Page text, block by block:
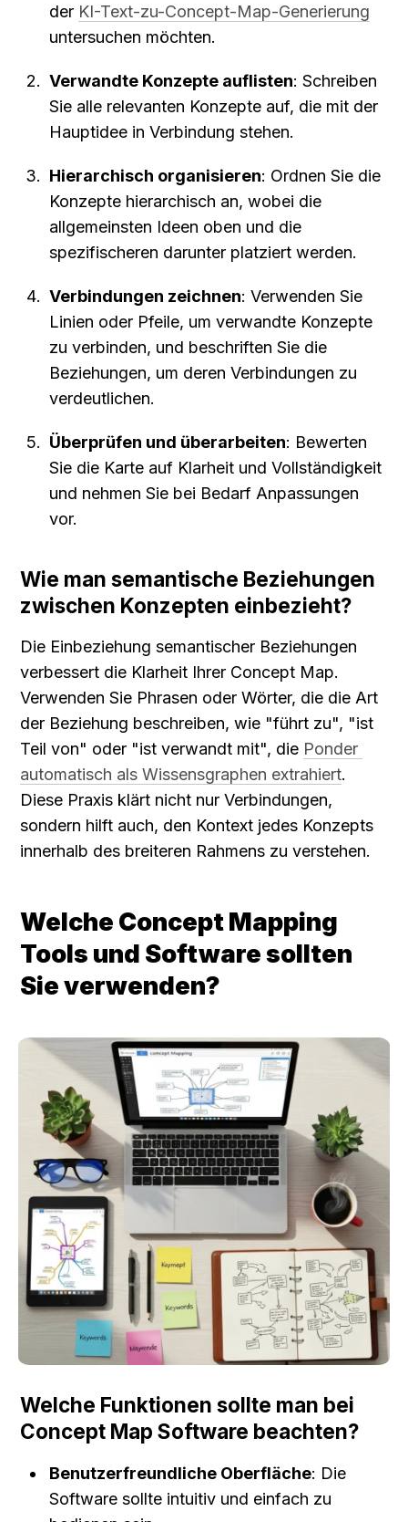
der KI-Text-zu-Concept-Map-Generierung
untersuchen möchten.
Verwandte Konzepte auflisten: Schreiben
Sie alle relevanten Konzepte auf, die mit der
Hauptidee in Verbindung stehen.
Hierarchisch organisieren: Ordnen Sie die
Konzepte hierarchisch an, wobei die
allgemeinsten Ideen oben und die
spezifischeren darunter platziert werden.
Verbindungen zeichnen: Verwenden Sie
Linien oder Pfeile, um verwandte Konzepte
zu verbinden, und beschriften Sie die
Beziehungen, um deren Verbindungen zu
verdeutlichen.
Überprüfen und überarbeiten: Bewerten
Sie die Karte auf Klarheit und Vollständigkeit
und nehmen Sie bei Bedarf Anpassungen
vor.
Wie man semantische Beziehungen
zwischen Konzepten einbezieht?
Die Einbeziehung semantischer Beziehungen
verbessert die Klarheit Ihrer Concept Map.
Verwenden Sie Phrasen oder Wörter, die die Art
der Beziehung beschreiben, wie "führt zu", "ist
Teil von" oder "ist verwandt mit", die Ponder
automatisch als Wissensgraphen extrahiert.
Diese Praxis klärt nicht nur Verbindungen,
sondern hilft auch, den Kontext jedes Konzepts
innerhalb des breiteren Rahmens zu verstehen.
Welche Concept Mapping
Tools und Software sollten
Sie verwenden?
Welche Funktionen sollte man bei
Concept Map Software beachten?
Benutzerfreundliche Oberfläche: Die
Software sollte intuitiv und einfach zu